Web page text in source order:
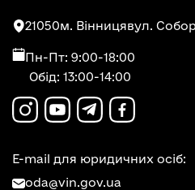
21050м. Вінницявул.
Пн-Пт: 9:00-18:00
Обід: 13:00-14:00
E-mail для юридичних осіб:
oda@vin.gov.ua